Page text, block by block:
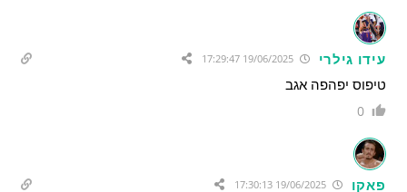
עידו גילרי 19/06/2025 17:29:47
טיפוס יפהפה אגב
0
פאקו 19/06/2025 17:30:13